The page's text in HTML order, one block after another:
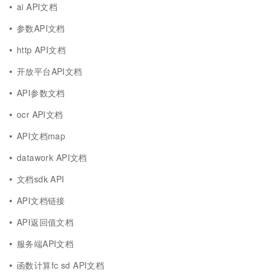
ai API文档
参数API文档
http API文档
开放平台API文档
API参数文档
ocr API文档
API文档map
datawork API文档
文档sdk API
API文档链接
API返回值文档
服务端API文档
函数计算fc sd API文档